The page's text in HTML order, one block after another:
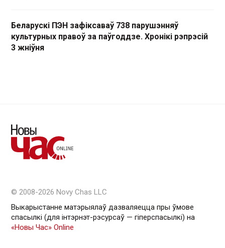
Беларускі ПЭН зафіксаваў 738 парушэнняў
культурных правоў за паўгоддзе. Хронікі рэпрэсій
3 жніўня
© 2008-2026 Novy Chas LLC
Выкарыстанне матэрыялаў дазваляецца пры ўмове
спасылкі (для інтэрнэт-рэсурсаў — гiперспасылкi) на
«Новы Час» Online